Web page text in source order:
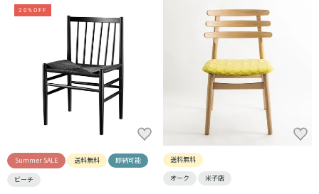
20%OFF
Summer SALE 送料無料 即納可能
ビーチ
送料無料
オーク
米子店